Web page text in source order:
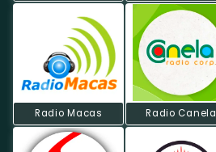
Radio Macas Radio Canela